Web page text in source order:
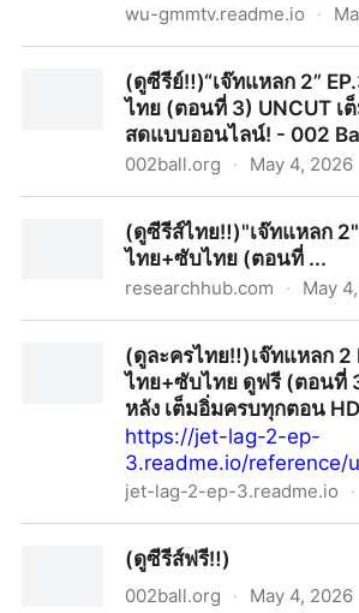
wu-gmmtv.readme.io ·
UNCUT ย้อนหลัง เต็มอิ่มครบทุกตอน
(ดูซีรีย์‼️)“เจ๊ทแหลก 2”
ไทย (ตอนที่ 3) UNCUT เ
สดแบบออนไลน์! - 002
002ball.org · May 4, 2026
UNCUT เต็มอิ่มครบทุกตอน ดูสดแบบ
(ดูซีรีส์ไทย‼️)"เจ๊ทแหลก
ไทย+ซับไทย (ตอนที่ ...
researchhub.com · May
(ดูละครไทย‼️)เจ๊ทแหลก 2
ไทย+ซับไทย ดูฟรี (ตอนที่
หลัง เต็มอิ่มครบทุกตอน
https://jet-lag-2-ep-
3.readme.io/reference/
jet-lag-2-ep-3.readme.io ·
(ตอนที่ 3) UNCUT ย้อนหลัง เต็มอิ่มค
(ดูซีรีส์ฟรี‼️)
002ball.org · May 4, 2026